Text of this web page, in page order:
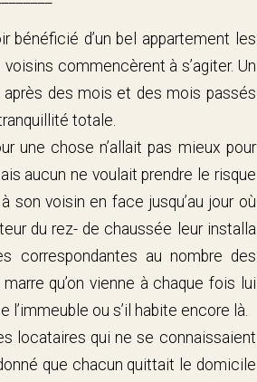
bénéficié d’un bel appartement les
commencèrent à s’agiter. Un
des mois et des mois passés
totale.
une chose n’allait pas mieux pour
aucun ne voulait prendre le risque
son voisin en face jusqu’au jour où
du rez- de chaussée leur installa
correspondantes au nombre des
qu’on vienne à chaque fois lui
ou s’il habite encore là.
locataires qui ne se connaissaient
que chacun quittait le domicile